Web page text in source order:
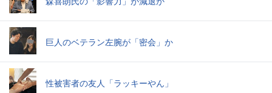
巨人のベテラン左腕が「密会」か
性被害者の友人「ラッキーやん」